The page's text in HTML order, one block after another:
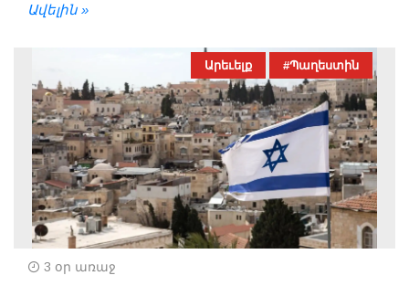
Ավելին »
Արեւելք #Պաղեստին
3 օր առաջ